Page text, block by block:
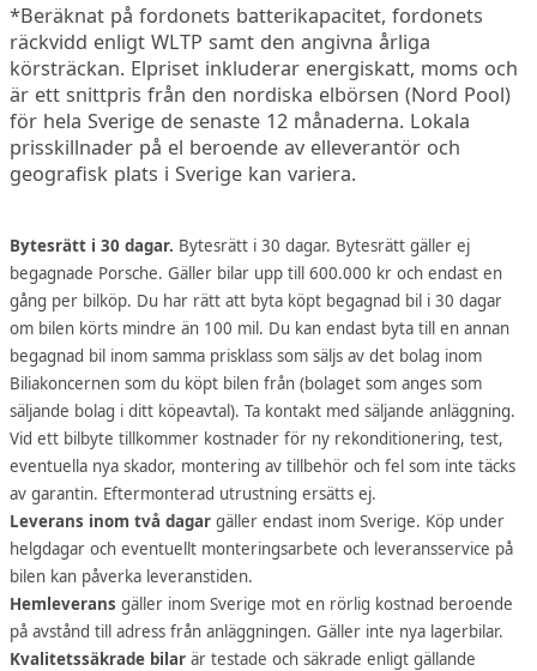
*Beräknat på fordonets batterikapacitet, fordonets
räckvidd enligt WLTP samt den angivna årliga
körsträckan. Elpriset inkluderar energiskatt, moms och
är ett snittpris från den nordiska elbörsen (Nord Pool)
för hela Sverige de senaste 12 månaderna. Lokala
prisskillnader på el beroende av elleverantör och
geografisk plats i Sverige kan variera.
Bytesrätt i 30 dagar. Bytesrätt i 30 dagar. Bytesrätt gäller ej
begagnade Porsche. Gäller bilar upp till 600.000 kr och endast en
gång per bilköp. Du har rätt att byta köpt begagnad bil i 30 dagar
om bilen körts mindre än 100 mil. Du kan endast byta till en annan
begagnad bil inom samma prisklass som säljs av det bolag inom
Biliakoncernen som du köpt bilen från (bolaget som anges som
säljande bolag i ditt köpeavtal). Ta kontakt med säljande anläggning.
Vid ett bilbyte tillkommer kostnader för ny rekonditionering, test,
eventuella nya skador, montering av tillbehör och fel som inte täcks
av garantin. Eftermonterad utrustning ersätts ej.
Leverans inom två dagar gäller endast inom Sverige. Köp under
helgdagar och eventuellt monteringsarbete och leveransservice på
bilen kan påverka leveranstiden.
Hemleverans gäller inom Sverige mot en rörlig kostnad beroende
på avstånd till adress från anläggningen. Gäller inte nya lagerbilar.
Kvalitetssäkrade bilar är testade och säkrade enligt gällande